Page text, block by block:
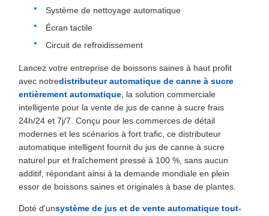
Système de nettoyage automatique
Écran tactile
Circuit de refroidissement
Lancez votre entreprise de boissons saines à haut profit
avec notredistributeur automatique de canne à sucre
entièrement automatique , la solution commerciale
intelligente pour la vente de jus de canne à sucre frais
24h/24 et 7j/7. Conçu pour les commerces de détail
modernes et les scénarios à fort trafic, ce distributeur
automatique intelligent fournit du jus de canne à sucre
naturel pur et fraîchement pressé à 100 %, sans aucun
additif, répondant ainsi à la demande mondiale en plein
essor de boissons saines et originales à base de plantes.
Doté d'unsystème de jus et de vente automatique tout-